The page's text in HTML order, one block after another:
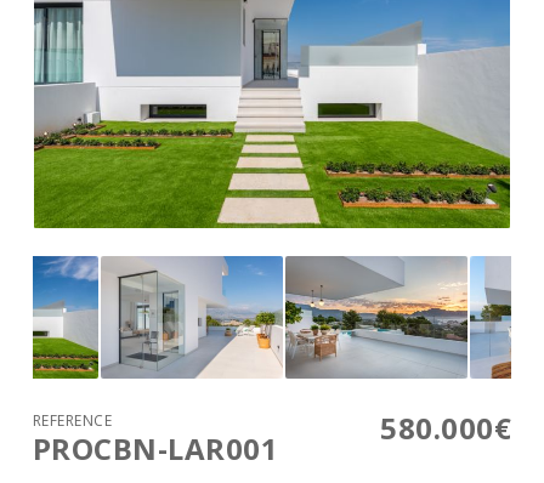
580.000€
REFERENCE
PROCBN-LAR001